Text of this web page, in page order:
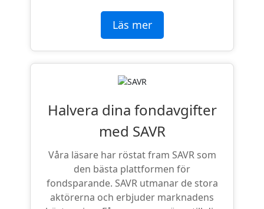
Läs mer
Halvera dina fondavgifter
med SAVR
Våra läsare har röstat fram SAVR som
den bästa plattformen för
fondsparande. SAVR utmanar de stora
aktörerna och erbjuder marknadens